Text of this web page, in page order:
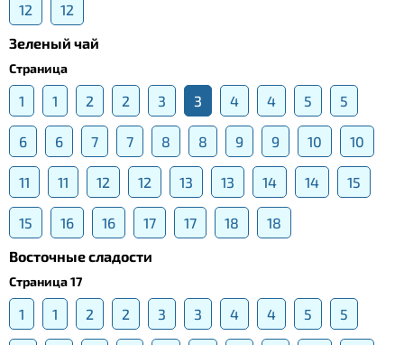
12
12
Зеленый чай
Страница
1 1 2 2 3 3 4 4 5 5
6 6 7 7 8 8 9 9 10 10
11 11 12 12 13 13 14 14 15
15 16 16 17 17 18
18
Восточные сладости
Страница 17
1 1 2 2 3 3 4 4 5 5